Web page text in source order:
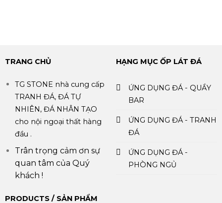
TRANG CHỦ
TG STONE nhà cung cấp
TRANH ĐÁ, ĐÁ TỰ
NHIÊN, ĐÁ NHÂN TẠO
cho nội ngoại thất hàng
đầu .
Trân trọng cảm ơn sự
quan tâm của Quý
khách !
HẠNG MỤC ỐP LÁT ĐÁ
ỨNG DỤNG ĐÁ - QUẦY
BAR
ỨNG DỤNG ĐÁ - TRANH
ĐÁ
ỨNG DỤNG ĐÁ -
PHÒNG NGỦ
PRODUCTS / SẢN PHẨM